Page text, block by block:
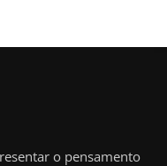
o pensamento